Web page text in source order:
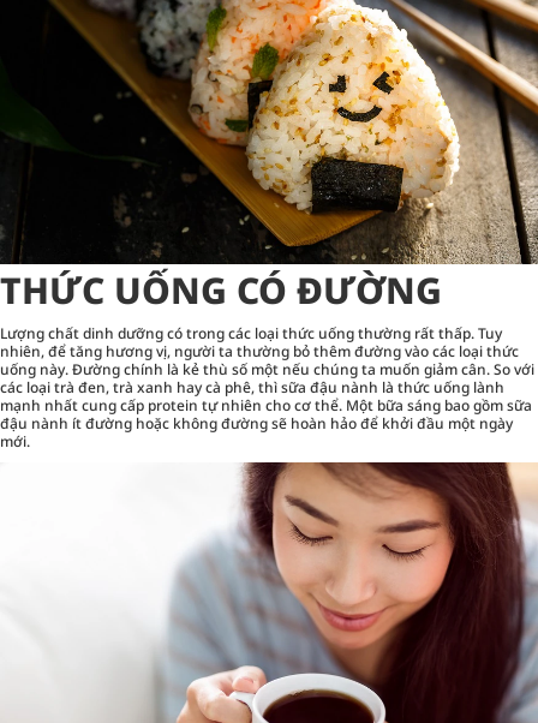
THỨC UỐNG CÓ ĐƯỜNG
Lượng chất dinh dưỡng có trong các loại thức uống thường rất thấp. Tuy
nhiên, để tăng hương vị, người ta thường bỏ thêm đường vào các loại thức
uống này. Đường chính là kẻ thù số một nếu chúng ta muốn giảm cân. So với
các loại trà đen, trà xanh hay cà phê, thì sữa đậu nành là thức uống lành
mạnh nhất cung cấp protein tự nhiên cho cơ thể. Một bữa sáng bao gồm sữa
đậu nành ít đường hoặc không đường sẽ hoàn hảo để khởi đầu một ngày
mới.